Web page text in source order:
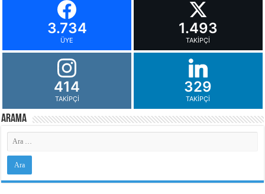
3.734
ÜYE
1.493
TAKIPÇI
414
TAKIPÇI
329
TAKIPÇI
Arama